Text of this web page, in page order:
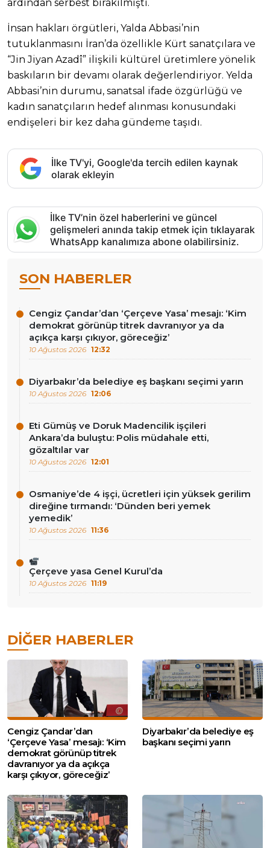
ardından serbest bırakılmıştı.
İnsan hakları örgütleri, Yalda Abbasi’nin
tutuklanmasını İran’da özellikle Kürt sanatçılara ve
“Jin Jiyan Azadî” ilişkili kültürel üretimlere yönelik
baskıların bir devamı olarak değerlendiriyor. Yelda
Abbasi’nin durumu, sanatsal ifade özgürlüğü ve
kadın sanatçıların hedef alınması konusundaki
endişeleri bir kez daha gündeme taşıdı.
İlke TV'yi, Google'da tercih edilen kaynak
olarak ekleyin
İlke TV’nin özel haberlerini ve güncel
gelişmeleri anında takip etmek için tıklayarak
WhatsApp kanalımıza abone olabilirsiniz.
SON HABERLER
Cengiz Çandar’dan ‘Çerçeve Yasa’ mesajı: ‘Kim
demokrat görünüp titrek davranıyor ya da
açıkça karşı çıkıyor, göreceğiz’
10 Ağustos 2026 12:32
Diyarbakır’da belediye eş başkanı seçimi yarın
10 Ağustos 2026 12:06
Eti Gümüş ve Doruk Madencilik işçileri
Ankara’da buluştu: Polis müdahale etti,
gözaltılar var
10 Ağustos 2026 12:01
Osmaniye’de 4 işçi, ücretleri için yüksek gerilim
direğine tırmandı: ‘Dünden beri yemek
yemedik’
10 Ağustos 2026 11:36
Çerçeve yasa Genel Kurul’da
10 Ağustos 2026 11:19
DIĞER HABERLER
Cengiz Çandar’dan
‘Çerçeve Yasa’ mesajı: ‘Kim
demokrat görünüp titrek
davranıyor ya da açıkça
karşı çıkıyor, göreceğiz’
Diyarbakır’da belediye eş
başkanı seçimi yarın